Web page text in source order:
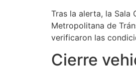
Tras la alerta, la Sala
Metropolitana de
verificaron las
Cierre